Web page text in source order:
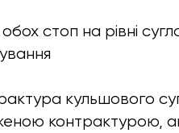
стоп на рівні
кульшового
контрактурою,